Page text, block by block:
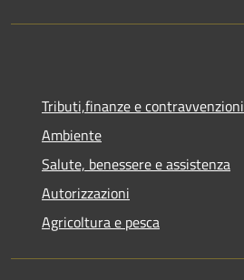
Tributi,finanze e contravvenzioni
Ambiente
Salute, benessere e assistenza
Autorizzazioni
Agricoltura e pesca